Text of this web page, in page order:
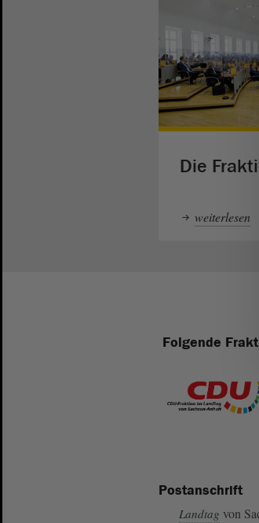
Die
weiterlesen
Folgende
Postanschrift
Landtag von